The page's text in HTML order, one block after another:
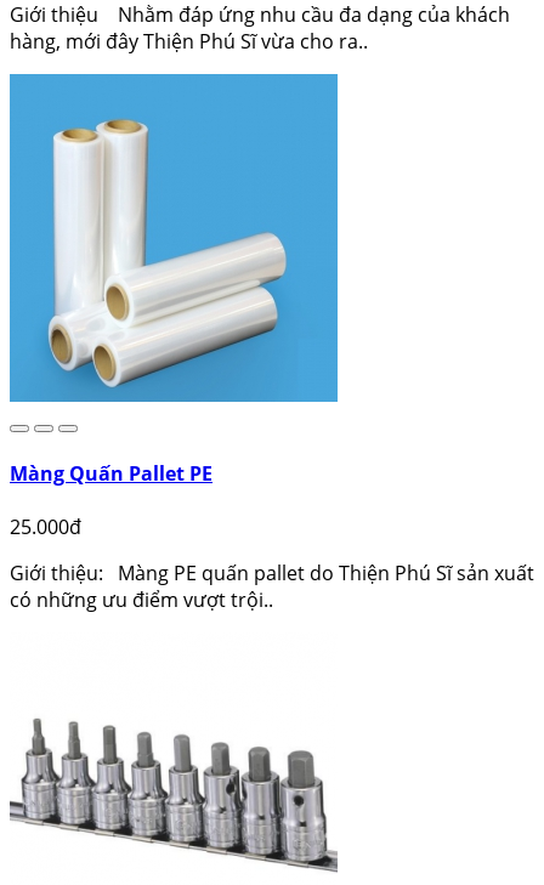
Giới thiệu Nhằm đáp ứng nhu cầu đa dạng của khách
hàng, mới đây Thiện Phú Sĩ vừa cho ra..
Màng Quấn Pallet PE
25.000đ
Giới thiệu: Màng PE quấn pallet do Thiện Phú Sĩ sản xuất
có những ưu điểm vượt trội..